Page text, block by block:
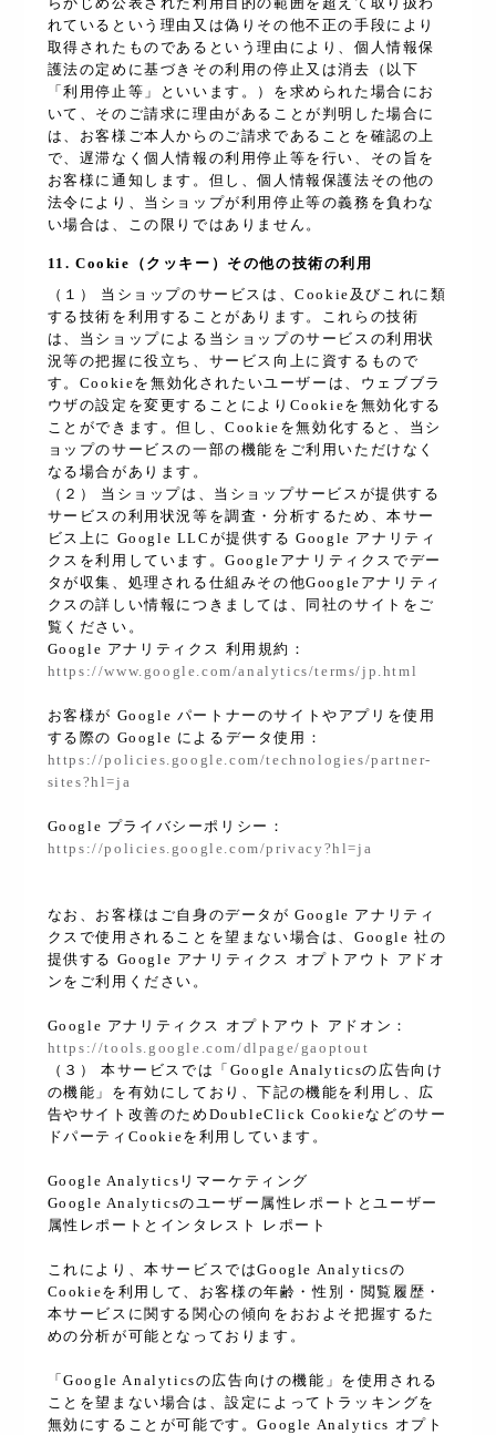
れているという理由又は偽りその他不正の手段により
取得されたものであるという理由により、個人情報保
護法の定めに基づきその利用の停止又は消去（以下
「利用停止等」といいます。）を求められた場合にお
いて、そのご請求に理由があることが判明した場合に
は、お客様ご本人からのご請求であることを確認の上
で、遅滞なく個人情報の利用停止等を行い、その旨を
お客様に通知します。但し、個人情報保護法その他の
法令により、当ショップが利用停止等の義務を負わな
い場合は、この限りではありません。
11. Cookie（クッキー）その他の技術の利用
（１） 当ショップのサービスは、Cookie及びこれに類
する技術を利用することがあります。これらの技術
は、当ショップによる当ショップのサービスの利用状
況等の把握に役立ち、サービス向上に資するもので
す。Cookieを無効化されたいユーザーは、ウェブブラ
ウザの設定を変更することによりCookieを無効化する
ことができます。但し、Cookieを無効化すると、当シ
ョップのサービスの一部の機能をご利用いただけなく
なる場合があります。
（２） 当ショップは、当ショップサービスが提供する
サービスの利用状況等を調査・分析するため、本サー
ビス上に Google LLCが提供する Google アナリティ
クスを利用しています。Googleアナリティクスでデー
タが収集、処理される仕組みその他Googleアナリティ
クスの詳しい情報につきましては、同社のサイトをご
覧ください。
Google アナリティクス 利用規約：
https://www.google.com/analytics/terms/jp.html
お客様が Google パートナーのサイトやアプリを使用
する際の Google によるデータ使用：
https://policies.google.com/technologies/partner-
sites?hl=ja
Google プライバシーポリシー：
https://policies.google.com/privacy?hl=ja
なお、お客様はご自身のデータが Google アナリティ
クスで使用されることを望まない場合は、Google 社の
提供する Google アナリティクス オプトアウト アドオ
ンをご利用ください。
Google アナリティクス オプトアウト アドオン：
https://tools.google.com/dlpage/gaoptout
（３） 本サービスでは「Google Analyticsの広告向け
の機能」を有効にしており、下記の機能を利用し、広
告やサイト改善のためDoubleClick Cookieなどのサー
ドパーティCookieを利用しています。
Google Analyticsリマーケティング
Google Analyticsのユーザー属性レポートとユーザー
属性レポートとインタレスト レポート
これにより、本サービスではGoogle Analyticsの
Cookieを利用して、お客様の年齢・性別・閲覧履歴・
本サービスに関する関心の傾向をおおよそ把握するた
めの分析が可能となっております。
「Google Analyticsの広告向けの機能」を使用される
ことを望まない場合は、設定によってトラッキングを
無効にすることが可能です。Google Analytics オプト